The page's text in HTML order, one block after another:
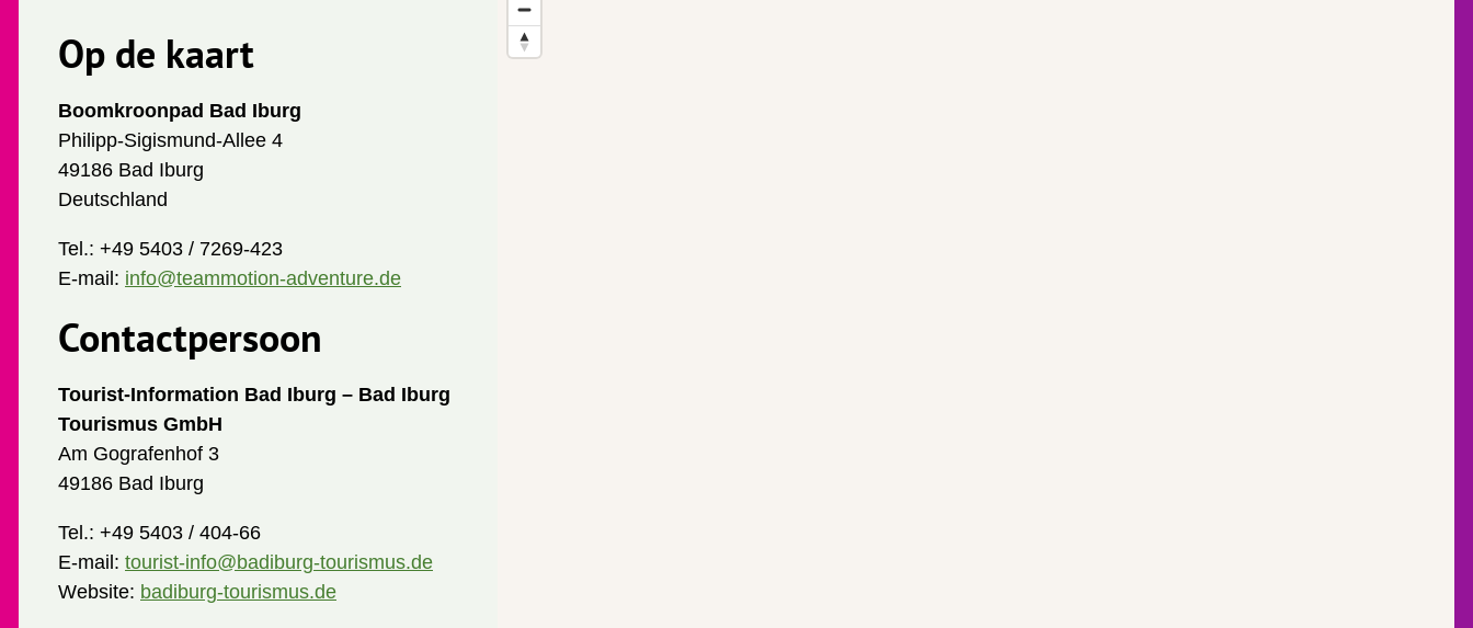
Op de kaart
Boomkroonpad Bad Iburg
Philipp-Sigismund-Allee 4
49186 Bad Iburg
Deutschland
Tel.: +49 5403 / 7269-423
E-mail: info@teammotion-adventure.de
Contactpersoon
Tourist-Information Bad Iburg – Bad Iburg
Tourismus GmbH
Am Gografenhof 3
49186 Bad Iburg
Tel.: +49 5403 / 404-66
E-mail: tourist-info@badiburg-tourismus.de
Website: badiburg-tourismus.de